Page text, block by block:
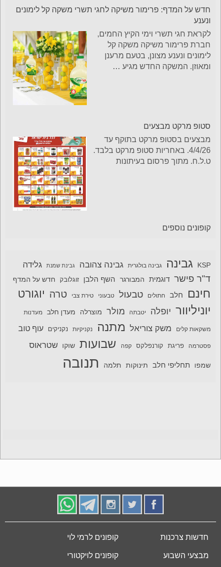
חדש על המדף: פרימור משיקה לחגי תשרי משקה קל לימונים
ונענע
לקראת חגי תשרי וימי הקיץ החמים,
חברת פרימור משיקה משקה קל
לימונים ונענע מצונן, בטעם מרענן
ומאוזן. המשקה החדש מגיע …
סטופ מרקט מבצעים
מבצעים בסטופ מרקט בתוקף עד
4/4/26. באחריות סטופ מרקט בלבד.
ט.ל.ח. מתוך פרסום בעיתונות
קופונים נוספים
KSP גבינה גבינה בולגרית גבינה צהובה גבינת שמנת גלידה
ד"ר פישר דוגמית המבורגר השף הלבן זוגלובק חדש על המדף
חינם חלב חתולים טבעול טבעוני טירת צבי טרה יוגורט
יוניליוור יופלה יטבתה מולר מוצרלה מעדן חלב מעדנות
משקאות קלים משק צוריאל מתנה נקניקיות נקניקים עוף טוב
פסטרמה פריגת קורנפלקס קפה שבועות שוקו שטראוס
שמפו תחליפי חלב תינוקות תלמה תנובה
חדשות צרכנות
מבצעי השבוע
קופונים לרמי לוי
קופונים לויקטורי